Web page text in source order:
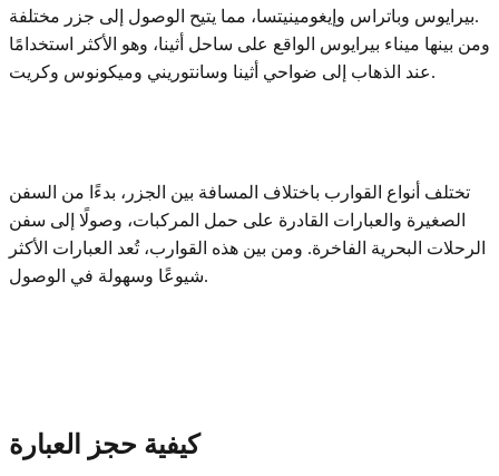
بيرايوس وباتراس وإيغومينيتسا، مما يتيح الوصول إلى جزر مختلفة.
ومن بينها ميناء بيرايوس الواقع على ساحل أثينا، وهو الأكثر استخدامًا
عند الذهاب إلى ضواحي أثينا وسانتوريني وميكونوس وكريت.
تختلف أنواع القوارب باختلاف المسافة بين الجزر، بدءًا من السفن
الصغيرة والعبارات القادرة على حمل المركبات، وصولًا إلى سفن
الرحلات البحرية الفاخرة. ومن بين هذه القوارب، تُعد العبارات الأكثر
شيوعًا وسهولة في الوصول.
كيفية حجز العبارة